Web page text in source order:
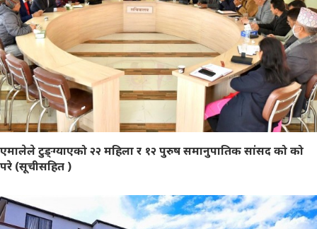
एमालेले टुङ्ग्याएको २२ महिला र १२ पुरुष समानुपातिक सांसद को को
परे (सूचीसहित )